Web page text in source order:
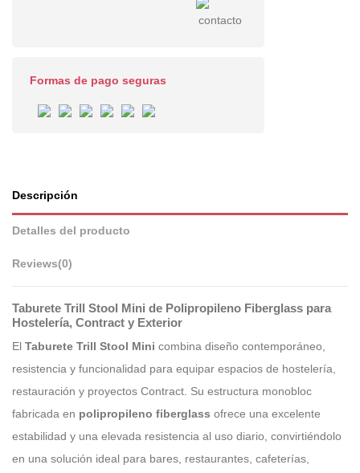
Formas de pago seguras
Descripción
Detalles del producto
Reviews(0)
Taburete Trill Stool Mini de Polipropileno Fiberglass para
Hostelería, Contract y Exterior
El Taburete Trill Stool Mini combina diseño contemporáneo,
resistencia y funcionalidad para equipar espacios de hostelería,
restauración y proyectos Contract. Su estructura monobloc
fabricada en polipropileno fiberglass ofrece una excelente
estabilidad y una elevada resistencia al uso diario, convirtiéndolo
en una solución ideal para bares, restaurantes, cafeterías,